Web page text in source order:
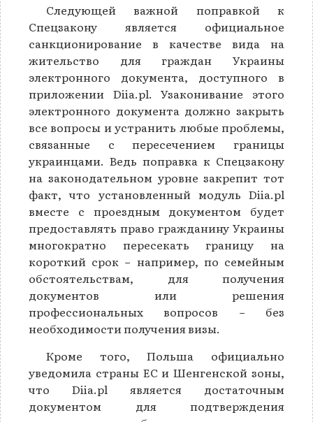
Следующей важной поправкой к
Спецзакону является официальное
санкционирование в качестве вида на
жительство для граждан Украины
электронного документа, доступного в
приложении Diia.pl. Узаконивание этого
электронного документа должно закрыть
все вопросы и устранить любые проблемы,
связанные с пересечением границы
украинцами. Ведь поправка к Спецзакону
на законодательном уровне закрепит тот
факт, что установленный модуль Diia.pl
вместе с проездным документом будет
предоставлять право гражданину Украины
многократно пересекать границу на
короткий срок − например, по семейным
обстоятельствам, для получения
документов или решения
профессиональных вопросов − без
необходимости получения визы.
Кроме того, Польша официально
уведомила страны ЕС и Шенгенской зоны,
что Diia.pl является достаточным
документом для подтверждения